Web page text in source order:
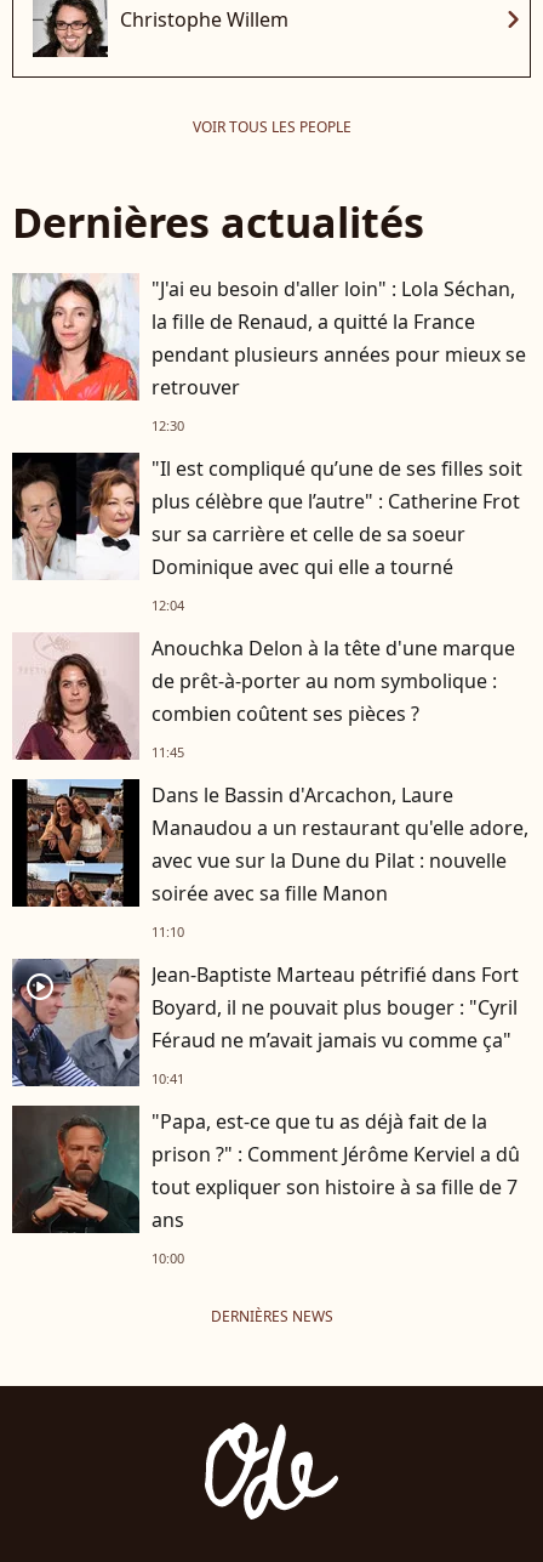
Christophe Willem chevron_right
VOIR TOUS LES PEOPLE
Dernières actualités
"J'ai eu besoin d'aller loin" : Lola Séchan,
la fille de Renaud, a quitté la France
pendant plusieurs années pour mieux se
retrouver
12:30
"Il est compliqué qu’une de ses filles soit
plus célèbre que l’autre" : Catherine Frot
sur sa carrière et celle de sa soeur
Dominique avec qui elle a tourné
12:04
Anouchka Delon à la tête d'une marque
de prêt-à-porter au nom symbolique :
combien coûtent ses pièces ?
11:45
Dans le Bassin d'Arcachon, Laure
Manaudou a un restaurant qu'elle adore,
avec vue sur la Dune du Pilat : nouvelle
soirée avec sa fille Manon
11:10
player2
Jean-Baptiste Marteau pétrifié dans Fort
Boyard, il ne pouvait plus bouger : "Cyril
Féraud ne m’avait jamais vu comme ça"
10:41
"Papa, est-ce que tu as déjà fait de la
prison ?" : Comment Jérôme Kerviel a dû
tout expliquer son histoire à sa fille de 7
ans
10:00
DERNIÈRES NEWS